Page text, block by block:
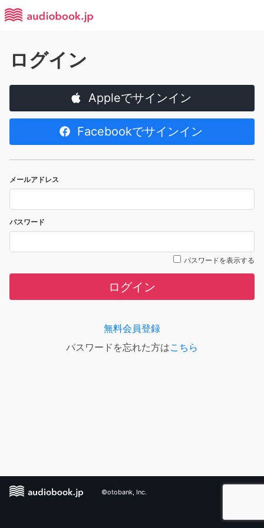
ログイン
Appleでサインイン
Facebookでサインイン
メールアドレス
パスワード
パスワードを表示する
ログイン
無料会員登録
パスワードを忘れた方はこちら
©otobank, Inc.